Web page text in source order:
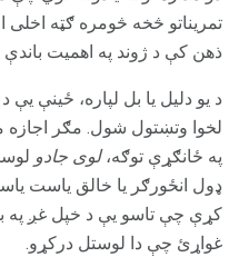
تمریناتو څخه څومره ګټه اخلی
ذهن کې د ژوند په اهمیت
د یو دلیل یا بل لپاره، ځینې
لخوا وتښتول شول. مګر اجازه
په ځانګړې توګه،لوی جادو
ډول انځورګر یا خالق یاست
کړې چې تاسو یې د خپل غږ په
غواړئ چې دا لوستل درکړو.